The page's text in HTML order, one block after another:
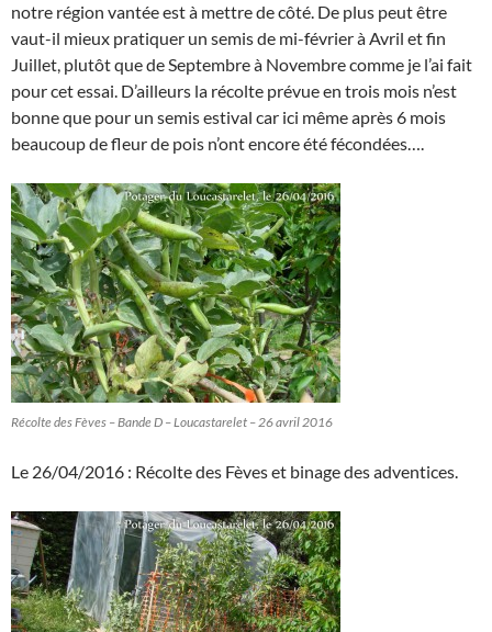
notre région vantée est à mettre de côté. De plus peut être
vaut-il mieux pratiquer un semis de mi-février à Avril et fin
Juillet, plutôt que de Septembre à Novembre comme je l’ai fait
pour cet essai. D’ailleurs la récolte prévue en trois mois n’est
bonne que pour un semis estival car ici même après 6 mois
beaucoup de fleur de pois n’ont encore été fécondées….
Récolte des Fèves – Bande D – Loucastarelet – 26 avril 2016
Le 26/04/2016 : Récolte des Fèves et binage des adventices.